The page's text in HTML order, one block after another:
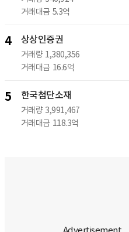
거래대금 5.3억
4 상상인증권
거래량 1,380,356
거래대금 16.6억
5 한국첨단소재
거래량 3,991,467
거래대금 118.3억